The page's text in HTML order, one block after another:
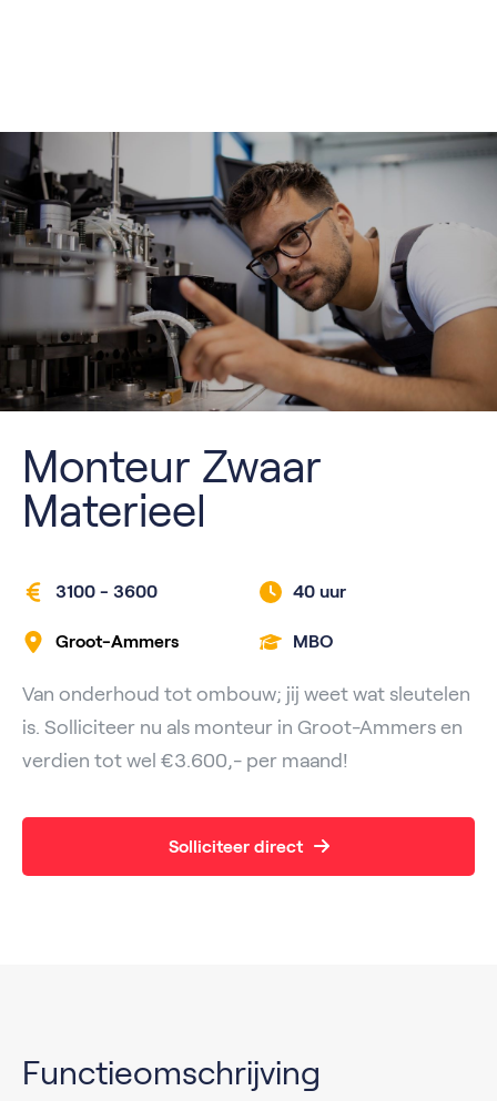
Monteur Zwaar
Materieel
3100 - 3600 40 uur
Groot-Ammers MBO
Van onderhoud tot ombouw; jij weet wat sleutelen
is. Solliciteer nu als monteur in Groot-Ammers en
verdien tot wel €3.600,- per maand!
Solliciteer direct
Functieomschrijving